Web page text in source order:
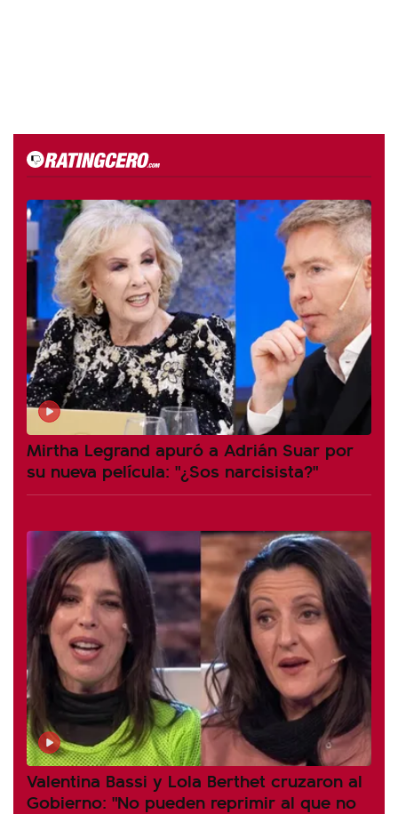
Mirtha Legrand apuró a Adrián Suar por
su nueva película: "¿Sos narcisista?"
Valentina Bassi y Lola Berthet cruzaron al
Gobierno: "No pueden reprimir al que no